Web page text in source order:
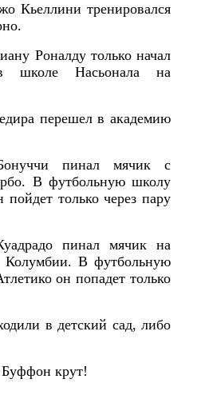
Кьеллини тренировался
Роналду только начал
в школе Насьонала на
перешел в академию
пинал мячик с
В футбольную школу
пойдет только через пару
пинал мячик на
Колумбии. В футбольную
он попадет только
в детский сад, либо
крут!